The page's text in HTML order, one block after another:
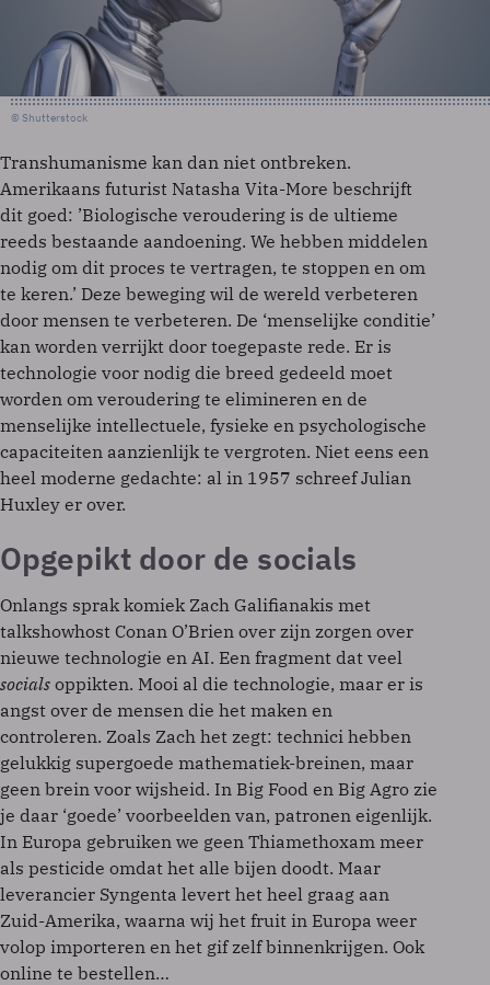
© Shutterstock
Transhumanisme kan dan niet ontbreken.
Amerikaans futurist Natasha Vita-More beschrijft
dit goed: ’Biologische veroudering is de ultieme
reeds bestaande aandoening. We hebben middelen
nodig om dit proces te vertragen, te stoppen en om
te keren.’ Deze beweging wil de wereld verbeteren
door mensen te verbeteren. De ‘menselijke conditie’
kan worden verrijkt door toegepaste rede. Er is
technologie voor nodig die breed gedeeld moet
worden om veroudering te elimineren en de
menselijke intellectuele, fysieke en psychologische
capaciteiten aanzienlijk te vergroten. Niet eens een
heel moderne gedachte: al in 1957 schreef Julian
Huxley er over.
Opgepikt door de socials
Onlangs sprak komiek Zach Galifianakis met
talkshowhost Conan O’Brien over zijn zorgen over
nieuwe technologie en AI. Een fragment dat veel
socials oppikten. Mooi al die technologie, maar er is
angst over de mensen die het maken en
controleren. Zoals Zach het zegt: technici hebben
gelukkig supergoede mathematiek-breinen, maar
geen brein voor wijsheid. In Big Food en Big Agro zie
je daar ‘goede’ voorbeelden van, patronen eigenlijk.
In Europa gebruiken we geen Thiamethoxam meer
als pesticide omdat het alle bijen doodt. Maar
leverancier Syngenta levert het heel graag aan
Zuid-Amerika, waarna wij het fruit in Europa weer
volop importeren en het gif zelf binnenkrijgen. Ook
online te bestellen…